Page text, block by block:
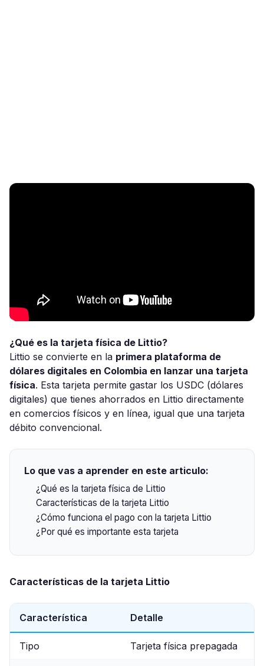
¿Qué es la tarjeta física de Littio?
Littio se convierte en la primera plataforma de
dólares digitales en Colombia en lanzar una tarjeta
física. Esta tarjeta permite gastar los USDC (dólares
digitales) que tienes ahorrados en Littio directamente
en comercios físicos y en línea, igual que una tarjeta
débito convencional.
Lo que vas a aprender en este articulo:
¿Qué es la tarjeta física de Littio
Características de la tarjeta Littio
¿Cómo funciona el pago con la tarjeta Littio
¿Por qué es importante esta tarjeta
Características de la tarjeta Littio
Característica Detalle
Tipo Tarjeta física prepagada